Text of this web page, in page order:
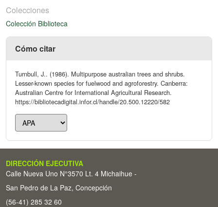
Colecciones
Colección Biblioteca
Cómo citar
Turnbull, J.. (1986). Multipurpose australian trees and shrubs.
Lesser-known species for fuelwood and agroforestry. Canberra:
Australian Centre for International Agricultural Research.
https://bibliotecadigital.infor.cl/handle/20.500.12220/582
DIRECCIÓN EJECUTIVA
Calle Nueva Uno N°3570 Lt. 4 Michaihue -
San Pedro de La Paz, Concepción
(56-41) 285 32 60